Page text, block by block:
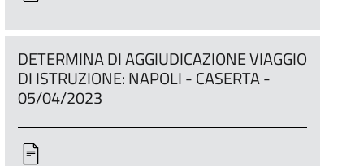
DETERMINA DI AGGIUDICAZIONE VIAGGIO
DI ISTRUZIONE: NAPOLI - CASERTA -
05/04/2023